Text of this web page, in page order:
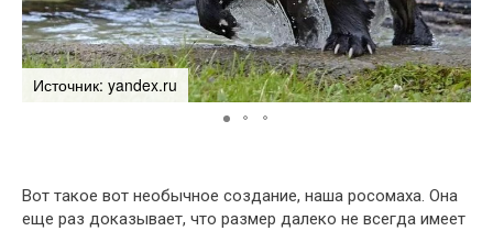
Источник: yandex.ru
Вот такое вот необычное создание, наша росомаха. Она
еще раз доказывает, что размер далеко не всегда имеет